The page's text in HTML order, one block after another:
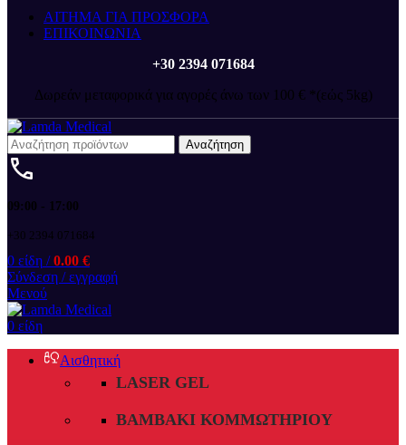
ΑΙΤΗΜΑ ΓΙΑ ΠΡΟΣΦΟΡΑ
ΕΠΙΚΟΙΝΩΝΙΑ
+30 2394 071684
Δωρεάν μεταφορικά για αγορές άνω των 100 € *(εώς 5kg)
Αναζήτηση
09:00 - 17:00
+30 2394 071684
0 είδη / 0.00 €
Σύνδεση / εγγραφή
Μενού
0 είδη
Αισθητική
LASER GEL
ΒΑΜΒΆΚΙ ΚΟΜΜΩΤΗΡΊΟΥ